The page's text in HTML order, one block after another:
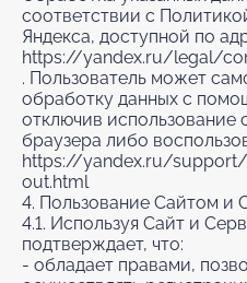
соответствии с
Яндекса, доступной по
https://yandex.ru/legal/
. Пользователь может
обработку данных с
отключив использование
браузера либо
https://yandex.ru/
out.html
4. Пользование Сайтом и
4.1. Используя Сайт и
подтверждает, что:
- обладает правами,